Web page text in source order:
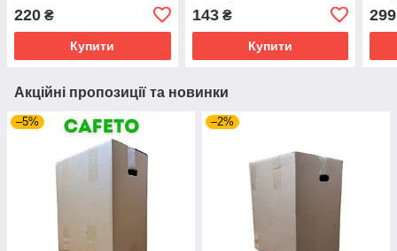
220 ₴
Купити
143₴
Купити
299
Акційні пропозиції та новинки
–5% –2%